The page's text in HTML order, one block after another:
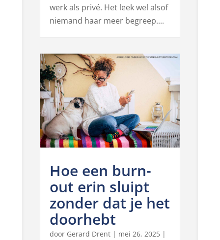
werk als privé. Het leek wel alsof
niemand haar meer begreep....
Hoe een burn-
out erin sluipt
zonder dat je het
doorhebt
door Gerard Drent| mei 26, 2025|